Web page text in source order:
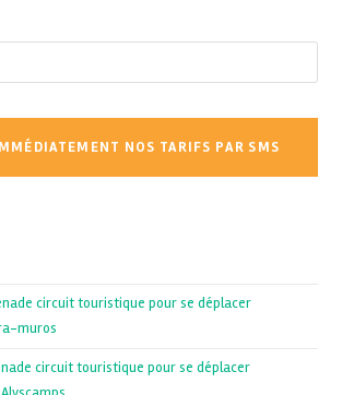
circuit touristique pour se déplacer
muros
circuit touristique pour se déplacer